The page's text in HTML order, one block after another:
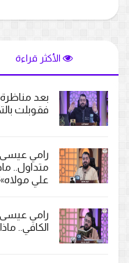
الأكثر قراءة
بعد
فقوبلت
رامي
متداول..
علي
رامي عيسى
الكافي..